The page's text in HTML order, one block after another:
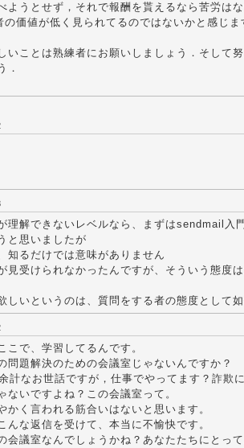
ようとせず，それで報酬を貰えるなら苦労は
価値が低く見られてるのではないかと感じま
いことは熟練者にお願いしましょう．そして
．
理解できないレベルなら、まずはsendmail入
と思いましたが
知るだけでは意味がありません
見受けられなかったんですが、そういう態度
しいというのは、質問をする者の態度として
こで、学習してるんです。
問題解決のための会議室じゃないんですか？
計なお世話ですが，仕事でやってます？詐欺
ないですよね？この会議室って。
かく言われる筋合いはないと思います。
んな返信を受けて、本当に不愉快です。
会議室なんでしょうかね？あなたたちにとって